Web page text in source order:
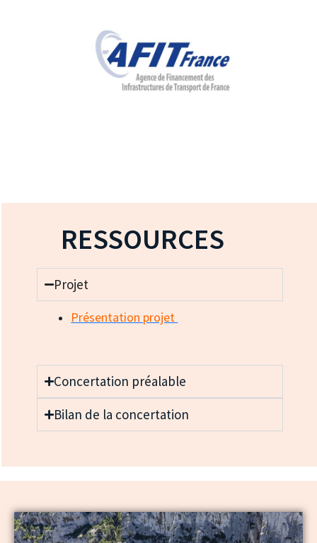
RESSOURCES
Projet
Présentation projet
Concertation préalable
Bilan de la concertation